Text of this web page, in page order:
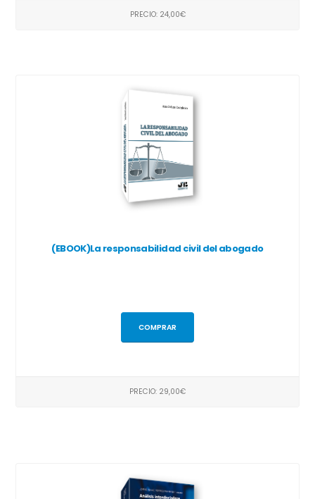
PRECIO: 24,00€
(EBOOK)La responsabilidad civil del abogado
COMPRAR
PRECIO: 29,00€